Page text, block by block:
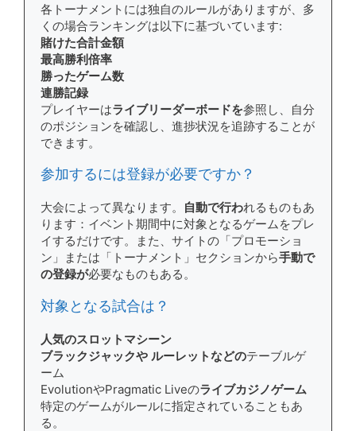
各トーナメントには独自のルールがありますが、多
くの場合ランキングは以下に基づいています:
賭けた合計金額
最高勝利倍率
勝ったゲーム数
連勝記録
プレイヤーはライブリーダーボードを参照し、自分
のポジションを確認し、進捗状況を追跡することが
できます。
参加するには登録が必要ですか？
大会によって異なります。 自動で行われるものもあ
ります：イベント期間中に対象となるゲームをプレ
イするだけです。また、サイトの「プロモーショ
ン」または「トーナメント」セクションから手動で
の登録が必要なものもある。
対象となる試合は？
人気のスロットマシーン
ブラックジャックや ルーレットなどのテーブルゲ
ーム
EvolutionやPragmatic Liveのライブカジノゲーム
特定のゲームがルールに指定されていることもあ
る。